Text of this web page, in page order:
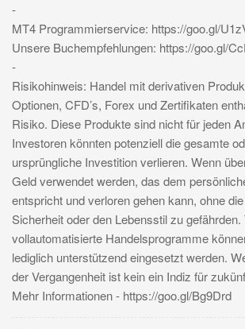
-
MT4 Programmierservice: https://goo.gl/
Unsere Buchempfehlungen: https://goo.gl/
-
Risikohinweis: Handel mit derivativen
Optionen, CFD’s, Forex und Zertifikaten
Risiko. Diese Produkte sind nicht für jeden
Investoren könnten potenziell die gesamte
ursprüngliche Investition verlieren. Wenn
Geld verwendet werden, das dem
entspricht und verloren gehen kann, ohne
Sicherheit oder den Lebensstil zu gefährden.
vollautomatisierte Handelsprogramme
lediglich unterstützend eingesetzt werden.
der Vergangenheit ist kein ein Indiz für
Mehr Informationen - https://goo.gl/Bg9Drd